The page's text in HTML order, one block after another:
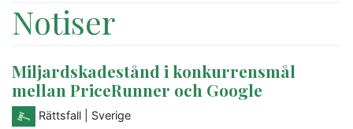
Notiser
Miljardskadestånd i konkurrensmål
mellan PriceRunner och Google
Rättsfall | Sverige